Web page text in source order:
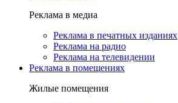
Реклама в медиа
Реклама в печатных изданиях
Реклама на радио
Реклама на телевидении
Реклама в помещениях
Жилые помещения